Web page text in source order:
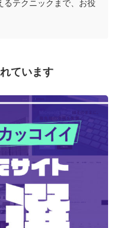
るテクニックまで、お役
ています